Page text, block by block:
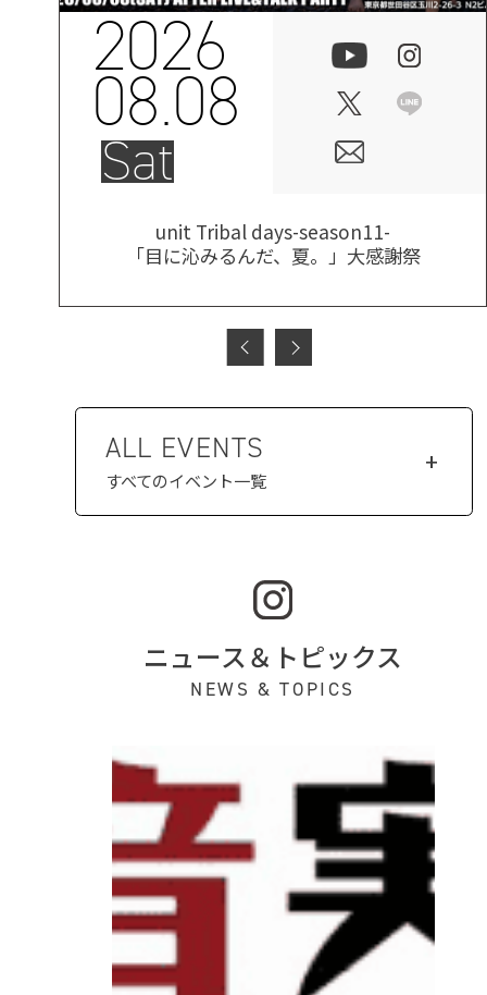
2026
08.08
Sat
unit Tribal days-season11-
「目に沁みるんだ、夏。」大感謝祭
ALL EVENTS
すべてのイベント一覧
+
ニュース＆トピックス
NEWS & TOPICS